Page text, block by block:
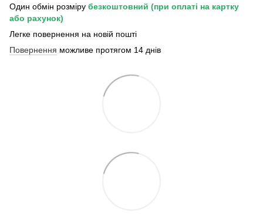
Один обмін розміру безкоштовний (при оплаті на картку
або рахунок)
Легке повернення на новій пошті
Повернення можливе протягом 14 днів